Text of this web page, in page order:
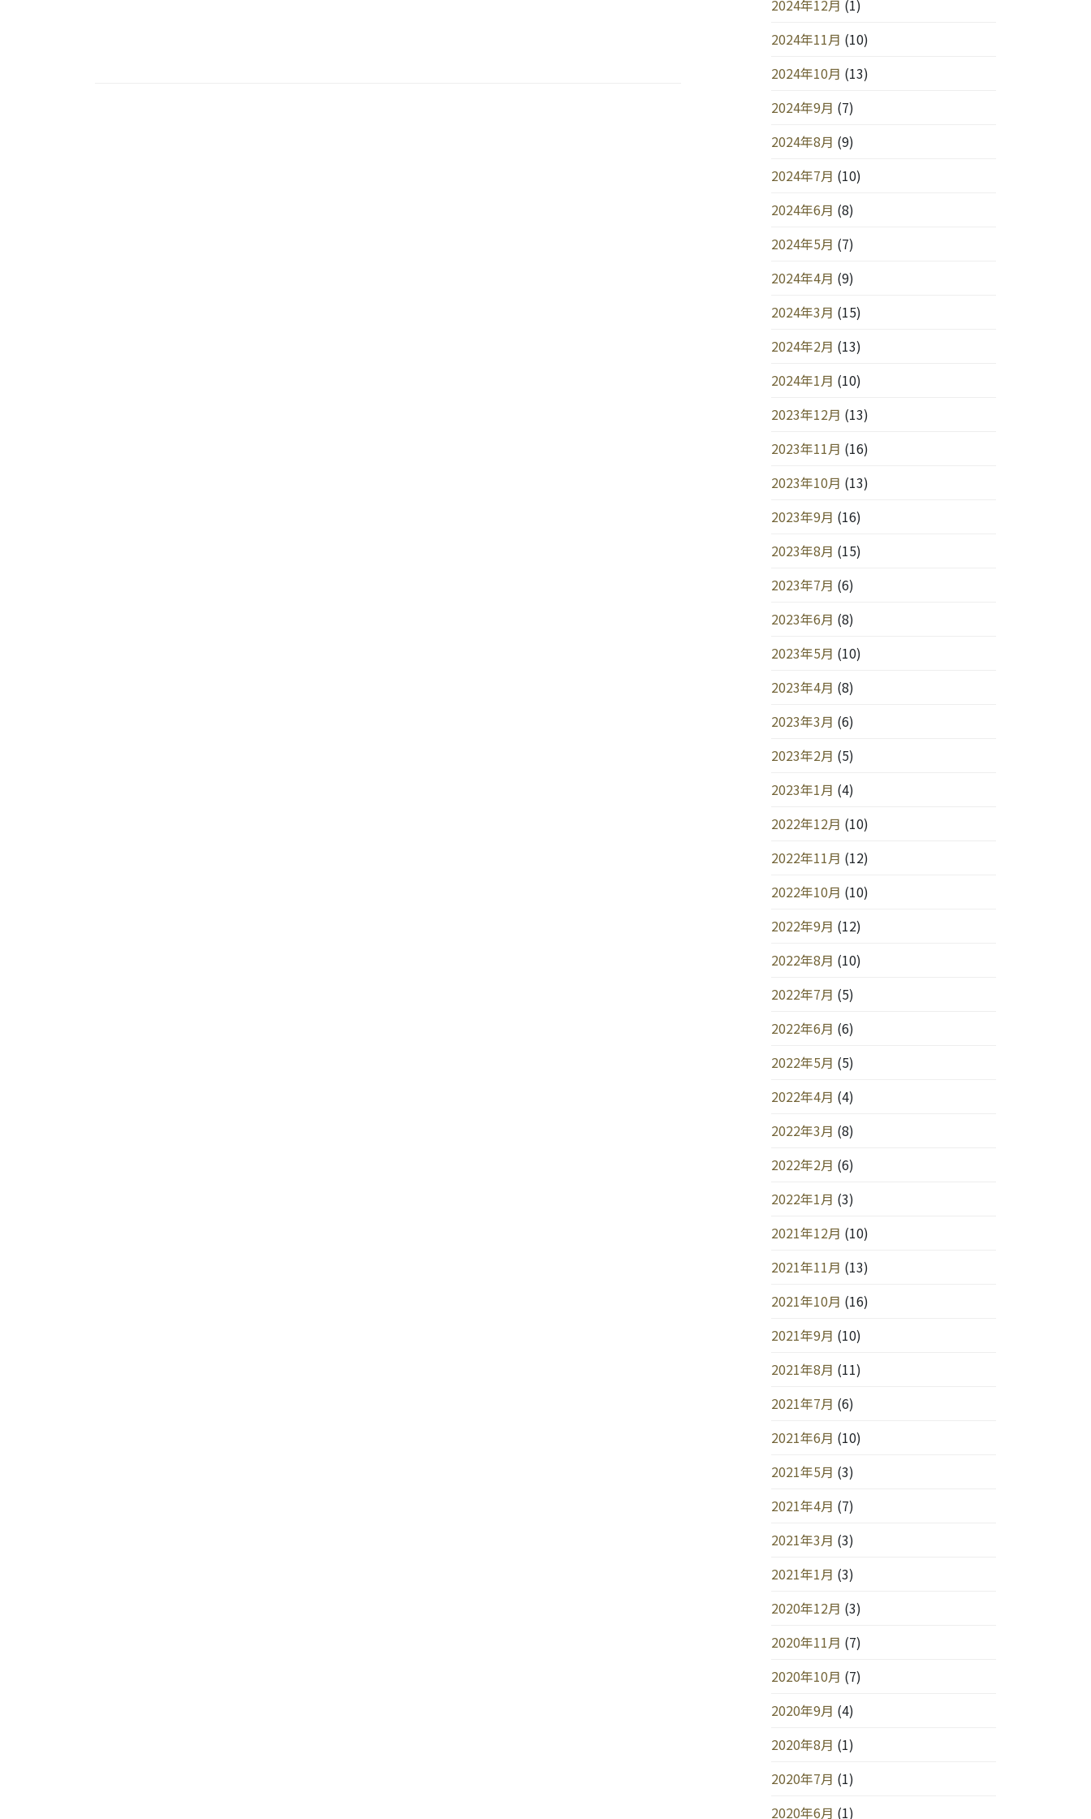
2024年12月 (1)
2024年11月 (10)
2024年10月 (13)
2024年9月 (7)
2024年8月 (9)
2024年7月 (10)
2024年6月 (8)
2024年5月 (7)
2024年4月 (9)
2024年3月 (15)
2024年2月 (13)
2024年1月 (10)
2023年12月 (13)
2023年11月 (16)
2023年10月 (13)
2023年9月 (16)
2023年8月 (15)
2023年7月 (6)
2023年6月 (8)
2023年5月 (10)
2023年4月 (8)
2023年3月 (6)
2023年2月 (5)
2023年1月 (4)
2022年12月 (10)
2022年11月 (12)
2022年10月 (10)
2022年9月 (12)
2022年8月 (10)
2022年7月 (5)
2022年6月 (6)
2022年5月 (5)
2022年4月 (4)
2022年3月 (8)
2022年2月 (6)
2022年1月 (3)
2021年12月 (10)
2021年11月 (13)
2021年10月 (16)
2021年9月 (10)
2021年8月 (11)
2021年7月 (6)
2021年6月 (10)
2021年5月 (3)
2021年4月 (7)
2021年3月 (3)
2021年1月 (3)
2020年12月 (3)
2020年11月 (7)
2020年10月 (7)
2020年9月 (4)
2020年8月 (1)
2020年7月 (1)
2020年6月 (1)